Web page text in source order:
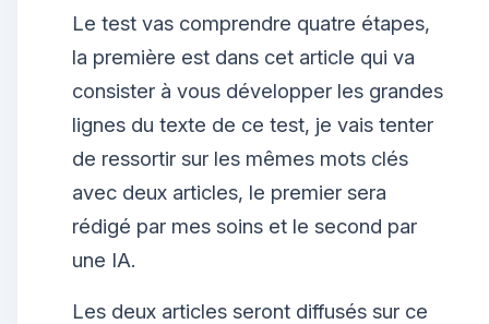
Le test vas comprendre quatre étapes,
la première est dans cet article qui va
consister à vous développer les grandes
lignes du texte de ce test, je vais tenter
de ressortir sur les mêmes mots clés
avec deux articles, le premier sera
rédigé par mes soins et le second par
une IA.
Les deux articles seront diffusés sur ce